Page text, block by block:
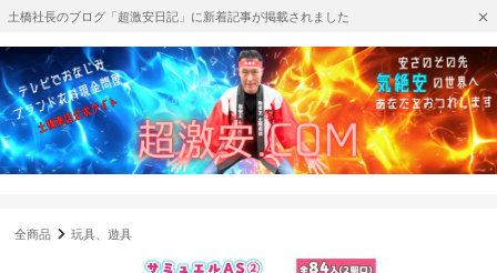
土橋社長のブログ「超激安日記」に新着記事が掲載されました
全商品 玩具、遊具